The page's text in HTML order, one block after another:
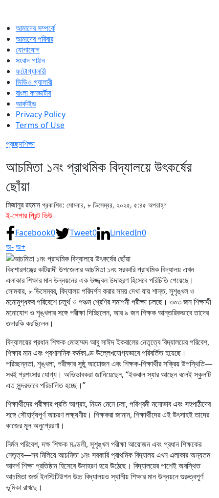
আমাদের সম্পর্কে
আমাদের পরিবার
যোগাযোগ
সংবাদ পাঠান
ফটোগ্যালারী
ভিডিও গ্যালারী
বাংলা কনভার্টার
আর্কাইভ
Privacy Policy
Terms of Use
প্রচ্ছদশিক্ষা
আচমিতা ১নং প্রাথমিক বিদ্যালয়ে উৎকর্ষের
ছোঁয়া
মিজানুর রহমান প্রকাশিত: সোমবার, ৮ ডিসেম্বর, ২০২৫, ৫:৪৫ অপরাহ্ণ
ই-পেপার প্রিন্ট ভিউ
Facebook0 Tweet0 LinkedIn0
অ-অ+
কিশোরগঞ্জের কটিয়াদী উপজেলার আচমিতা ১নং সরকারি প্রাথমিক বিদ্যালয় এখন
এলাকার শিক্ষার মান উন্নয়নের এক উজ্জ্বল উদাহরণ হিসেবে পরিচিতি পেয়েছে।
সোমবার, ৮ ডিসেম্বর, বিদ্যালয় পরিদর্শন করার সময় দেখা যায় শান্ত, সুশৃঙ্খল ও
মনোমুগ্ধকর পরিবেশে চতুর্থ ও পঞ্চম শ্রেণির সমাপনী পরীক্ষা চলছে। ৩০৩ জন শিক্ষার্থী
মনোযোগ ও শৃঙ্খলার সঙ্গে পরীক্ষা দিচ্ছিলেন, আর ৯ জন শিক্ষক আন্তরিকভাবে তাদের
তদারকি করছিলেন।
বিদ্যালয়ের প্রধান শিক্ষক মোহাম্মদ আবু সাঈদ ইকবালের নেতৃত্বে বিদ্যালয়ের পরিবেশ,
শিক্ষার মান এবং প্রশাসনিক কর্মকাণ্ড উল্লেখযোগ্যভাবে পরিবর্তিত হয়েছে।
পরিচ্ছন্নতা, শৃঙ্খলা, পরীক্ষার সুষ্ঠু আয়োজন এবং শিক্ষক-শিক্ষার্থীর সক্রিয় উপস্থিতি—
সবই প্রশংসার যোগ্য। অভিভাবকরা জানিয়েছেন, “ইকবাল স্যার আছেন বলেই স্কুলটি
এত সুন্দরভাবে পরিচালিত হচ্ছে।”
শিক্ষার্থীদের পরীক্ষার প্রতি আগ্রহ, নিয়ম মেনে চলা, পরিশ্রমী মনোভাব এবং সহপাঠীদের
সঙ্গে সৌহার্দ্যপূর্ণ আচরণ লক্ষ্যণীয়। শিক্ষকরা জানান, শিক্ষার্থীদের এই উৎসাহই তাদের
কাজের মূল অনুপ্রেরণা।
নির্মল পরিবেশ, দক্ষ শিক্ষক মণ্ডলী, সুশৃঙ্খল পরীক্ষা আয়োজন এবং প্রধান শিক্ষকের
নেতৃত্ব—সব মিলিয়ে আচমিতা ১নং সরকারি প্রাথমিক বিদ্যালয় এখন এলাকার অন্যতম
আদর্শ শিক্ষা প্রতিষ্ঠান হিসেবে উদাহরণ হয়ে উঠেছে। বিদ্যালয়ের পাশেই অবস্থিত
আচমিতা জর্জ ইনস্টিটিউশন উচ্চ বিদ্যালয়ও স্থানীয় শিক্ষার মান উন্নয়নে গুরুত্বপূর্ণ
ভূমিকা রাখছে।